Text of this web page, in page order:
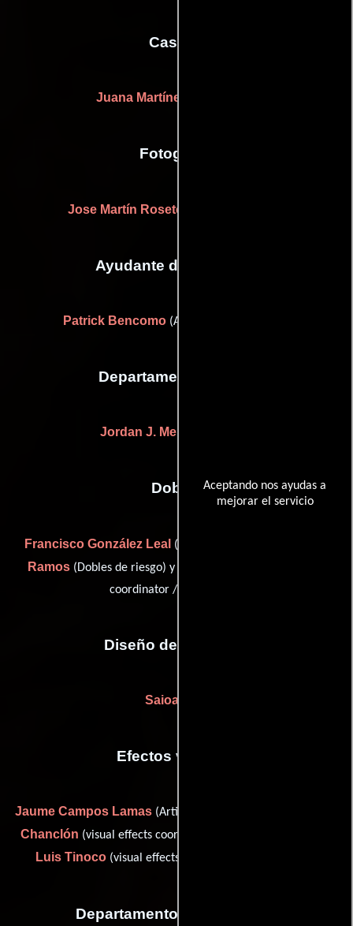
Aceptando nos ayudas a
mejorar el servicio
Casting
Juana Martínez
Fotografia
Jose Martín Rosete
Ayudante de dirección
Patrick Bencomo (Asistente de dirección)
Departamento de arte
Jordan J. Melo
Dobles
Francisco González Leal (Coordinador de dobles),
Ramos(Dobles de riesgo) y
coordinator / stunt rigger)
Diseño de vestuario
Saioa Lara
Efectos visuales
Jaume Campos Lamas (Artista de efectos visuales),
Chanclón (visual effects coordinator (as Angel Chanclon)) y
Luis Tinoco(visual effects supervisor: onirikal studio)
Departamento de maquillaje